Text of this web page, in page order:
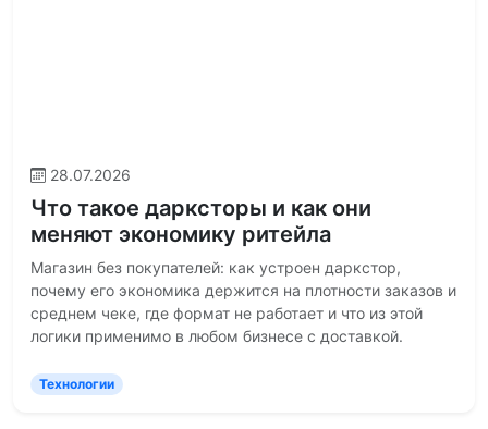
28.07.2026
Что такое дарксторы и как они
меняют экономику ритейла
Магазин без покупателей: как устроен даркстор,
почему его экономика держится на плотности заказов и
среднем чеке, где формат не работает и что из этой
логики применимо в любом бизнесе с доставкой.
Технологии